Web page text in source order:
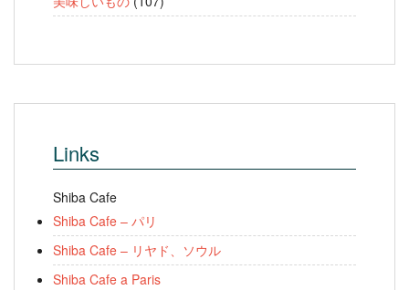
Links
Shiba Cafe
Shiba Cafe – パリ
Shiba Cafe – リヤド、ソウル
Shiba Cafe a Paris